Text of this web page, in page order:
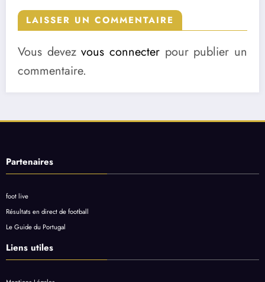
LAISSER UN COMMENTAIRE
Vous devezvous connecter pour publier un
commentaire.
Partenaires
foot live
Résultats en direct de football
Le Guide du Portugal
Liens utiles